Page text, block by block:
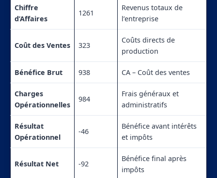
Chiffre
d’Affaires
1261
Revenus totaux de
l’entreprise
Coût des Ventes 323
Coûts directs de
production
Bénéfice Brut 938 CA – Coût des ventes
Charges
Opérationnelles
984
Frais généraux et
administratifs
Résultat
Opérationnel
-46
Bénéfice avant intérêts
et impôts
Résultat Net -92
Bénéfice final après
impôts